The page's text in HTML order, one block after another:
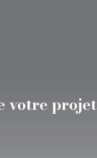
votre projet